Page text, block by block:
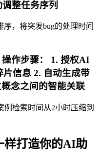
整任务序列
，将突发bug的处理时间
操作步骤： 1. 授权AI
信息 2. 自动生成带
念之间的智能关联
检索时间从2小时压缩到
样打造你的AI助